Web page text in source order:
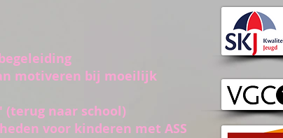
motiveren bij moeilijk
naar school)
voor kinderen met ASS